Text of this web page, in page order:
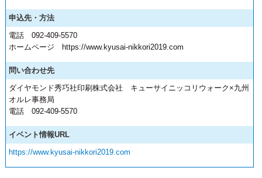
申込先・方法
電話 092-409-5570
ホームページ https://www.kyusai-nikkori2019.com
問い合わせ先
ダイヤモンド秀巧社印刷株式会社 キューサイニッコリウォーク×九州
オルレ事務局
電話 092-409-5570
イベント情報URL
https://www.kyusai-nikkori2019.com